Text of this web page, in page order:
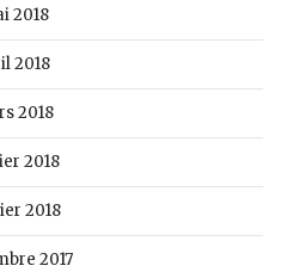
2018
2018
2018
2018
2018
2017